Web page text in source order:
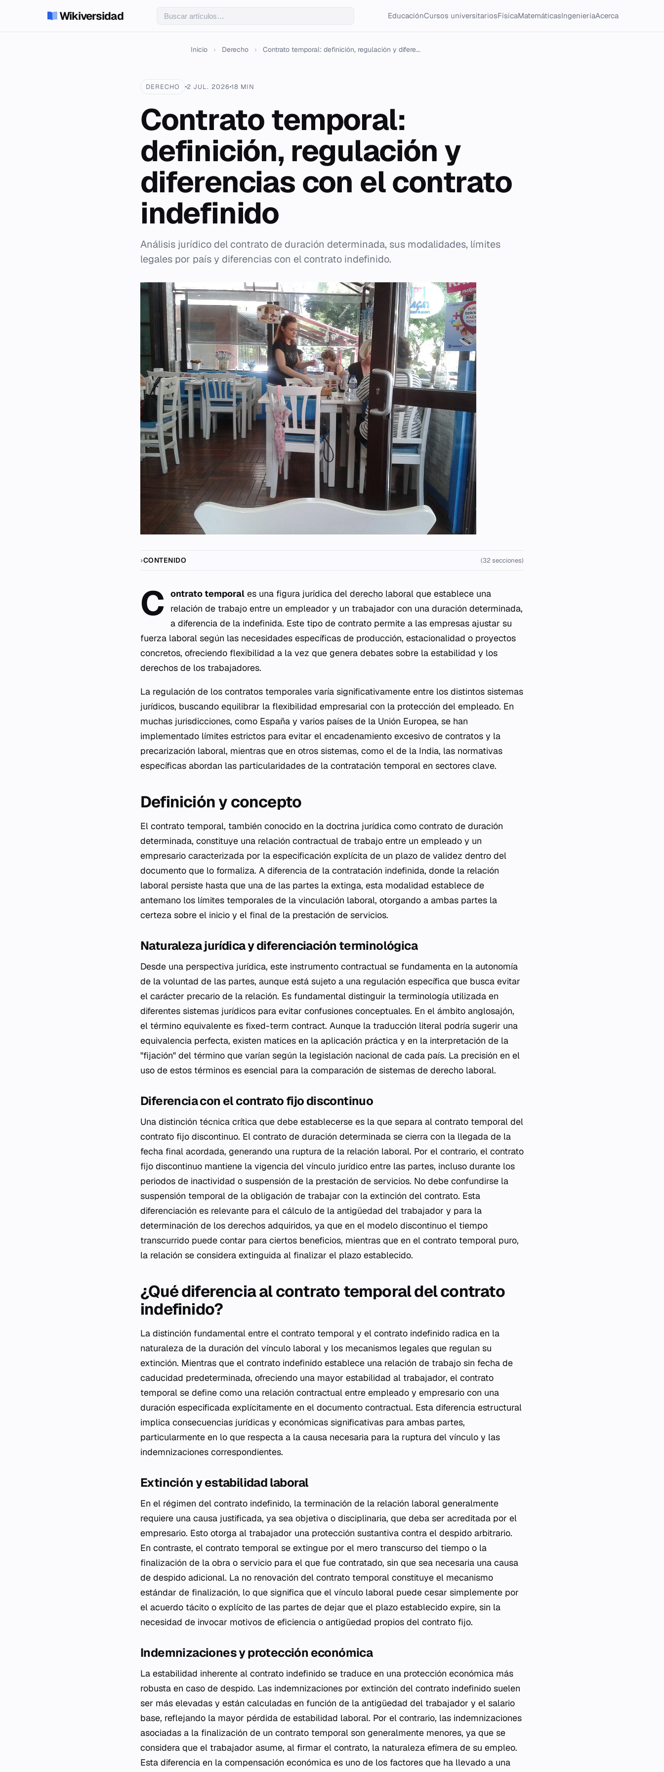
Wikiversidad EducaciónCursos universitariosFísicaMatemáticasIngenieríaAcerca
Inicio › Derecho › Contrato temporal: definición, regulación y difere...
DERECHO 2 JUL. 2026 18 MIN
Contrato temporal:
definición, regulación y
diferencias con el contrato
indefinido
Análisis jurídico del contrato de duración determinada, sus modalidades, límites
legales por país y diferencias con el contrato indefinido.
CONTENIDO (32 secciones)
C ontrato temporal es una figura jurídica delderecho laboral que establece una
relación de trabajo entre un empleador y un trabajador con una duración determinada,
a diferencia de la indefinida. Este tipo de contrato permite a las empresas ajustar su
fuerza laboral según las necesidades específicas de producción, estacionalidad o proyectos
concretos, ofreciendo flexibilidad a la vez que genera debates sobre la estabilidad y los
derechos de los trabajadores.
La regulación de los contratos temporales varía significativamente entre los distintos sistemas
jurídicos, buscando equilibrar la flexibilidad empresarial con la protección del empleado. En
muchas jurisdicciones, como España y varios países de la Unión Europea, se han
implementado límites estrictos para evitar el encadenamiento excesivo de contratos y la
precarización laboral, mientras que en otros sistemas, como el de la India, las normativas
específicas abordan las particularidades de la contratación temporal en sectores clave.
Definición y concepto
El contrato temporal, también conocido en la doctrina jurídica como contrato de duración
determinada, constituye una relación contractual de trabajo entre un empleado y un
empresario caracterizada por la especificación explícita de un plazo de validez dentro del
documento que lo formaliza. A diferencia de la contratación indefinida, donde la relación
laboral persiste hasta que una de las partes la extinga, esta modalidad establece de
antemano los límites temporales de la vinculación laboral, otorgando a ambas partes la
certeza sobre el inicio y el final de la prestación de servicios.
Naturaleza jurídica y diferenciación terminológica
Desde una perspectiva jurídica, este instrumento contractual se fundamenta en la autonomía
de la voluntad de las partes, aunque está sujeto a una regulación específica que busca evitar
el carácter precario de la relación. Es fundamental distinguir la terminología utilizada en
diferentes sistemas jurídicos para evitar confusiones conceptuales. En el ámbito anglosajón,
el término equivalente es fixed-term contract. Aunque la traducción literal podría sugerir una
equivalencia perfecta, existen matices en la aplicación práctica y en la interpretación de la
"fijación" del término que varían según la legislación nacional de cada país. La precisión en el
uso de estos términos es esencial para la comparación de sistemas de derecho laboral.
Diferencia con el contrato fijo discontinuo
Una distinción técnica crítica que debe establecerse es la que separa al contrato temporal del
contrato fijo discontinuo. El contrato de duración determinada se cierra con la llegada de la
fecha final acordada, generando una ruptura de la relación laboral. Por el contrario, el contrato
fijo discontinuo mantiene la vigencia del vínculo jurídico entre las partes, incluso durante los
periodos de inactividad o suspensión de la prestación de servicios. No debe confundirse la
suspensión temporal de la obligación de trabajar con la extinción del contrato. Esta
diferenciación es relevante para el cálculo de la antigüedad del trabajador y para la
determinación de los derechos adquiridos, ya que en el modelo discontinuo el tiempo
transcurrido puede contar para ciertos beneficios, mientras que en el contrato temporal puro,
la relación se considera extinguida al finalizar el plazo establecido.
¿Qué diferencia al contrato temporal del contrato
indefinido?
La distinción fundamental entre el contrato temporal y el contrato indefinido radica en la
naturaleza de la duración del vínculo laboral y los mecanismos legales que regulan su
extinción. Mientras que el contrato indefinido establece una relación de trabajo sin fecha de
caducidad predeterminada, ofreciendo una mayor estabilidad al trabajador, el contrato
temporal se define como una relación contractual entre empleado y empresario con una
duración especificada explícitamente en el documento contractual. Esta diferencia estructural
implica consecuencias jurídicas y económicas significativas para ambas partes,
particularmente en lo que respecta a la causa necesaria para la ruptura del vínculo y las
indemnizaciones correspondientes.
Extinción y estabilidad laboral
En el régimen del contrato indefinido, la terminación de la relación laboral generalmente
requiere una causa justificada, ya sea objetiva o disciplinaria, que deba ser acreditada por el
empresario. Esto otorga al trabajador una protección sustantiva contra el despido arbitrario.
En contraste, el contrato temporal se extingue por el mero transcurso del tiempo o la
finalización de la obra o servicio para el que fue contratado, sin que sea necesaria una causa
de despido adicional. La no renovación del contrato temporal constituye el mecanismo
estándar de finalización, lo que significa que el vínculo laboral puede cesar simplemente por
el acuerdo tácito o explícito de las partes de dejar que el plazo establecido expire, sin la
necesidad de invocar motivos de eficiencia o antigüedad propios del contrato fijo.
Indemnizaciones y protección económica
La estabilidad inherente al contrato indefinido se traduce en una protección económica más
robusta en caso de despido. Las indemnizaciones por extinción del contrato indefinido suelen
ser más elevadas y están calculadas en función de la antigüedad del trabajador y el salario
base, reflejando la mayor pérdida de estabilidad laboral. Por el contrario, las indemnizaciones
asociadas a la finalización de un contrato temporal son generalmente menores, ya que se
considera que el trabajador asume, al firmar el contrato, la naturaleza efímera de su empleo.
Esta diferencia en la compensación económica es uno de los factores que ha llevado a una